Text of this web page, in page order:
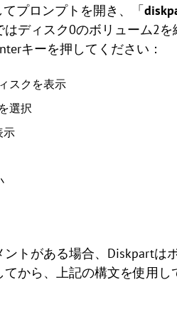
プロンプトを開き、「
ディスク0のボリューム2を
キーを押してください：
スクを表示
選択
示
トがある場合、Diskpartは
から、上記の構文を使用し